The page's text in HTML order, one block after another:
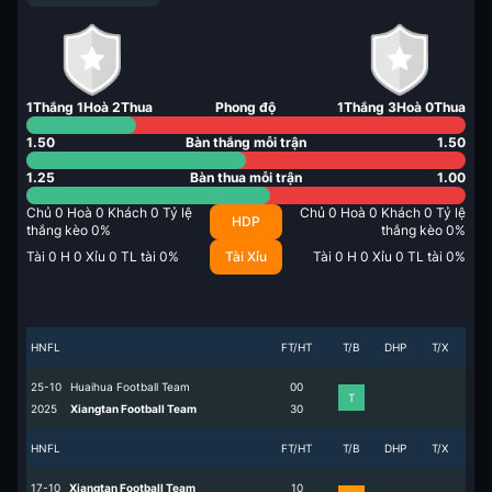
1Thắng 1Hoà 2Thua Phong độ 1Thắng 3Hoà 0Thua
1.50 Bàn thắng mỗi trận 1.50
1.25 Bàn thua mỗi trận 1.00
Chủ 0 Hoà 0 Khách 0 Tỷ lệ
thắng kèo 0%
HDP
Chủ 0 Hoà 0 Khách 0 Tỷ lệ
thắng kèo 0%
Tài 0 H 0 Xỉu 0 TL tài 0% Tài Xỉu Tài 0 H 0 Xỉu 0 TL tài 0%
HNFL FT/HT T/B DHP T/X
25-10
2025
Huaihua Football Team
Xiangtan Football Team
0
3
0
0
T
HNFL FT/HT T/B DHP T/X
17-10
Xiangtan Football Team
10